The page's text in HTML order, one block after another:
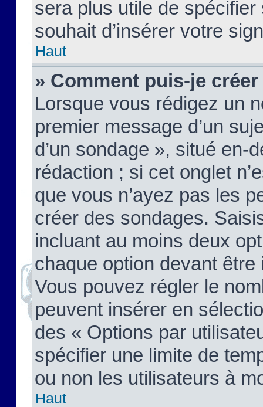
sera plus utile de
souhait d’insérer votre
Haut
» Comment puis-je
Lorsque vous rédigez un
premier message d’un
d’un sondage », situé en-
rédaction ; si cet onglet
que vous n’ayez pas les
créer des sondages.
incluant au moins deux
chaque option devant
Vous pouvez régler le
peuvent insérer en
des « Options par
spécifier une limite de
ou non les utilisateurs à
Haut